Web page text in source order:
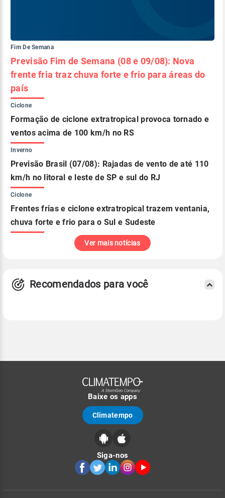
Fim De Semana
Previsão Fim de Semana (08 e 09/08): Nova
frente fria traz chuva forte e frio para áreas do
país
Ciclone
Formação de ciclone extratropical provoca tornado e
ventos acima de 100 km/h no RS
Inverno
Previsão Brasil (07/08): Rajadas de vento de até 110
km/h no litoral e leste de SP e sul do RJ
Ciclone
Frentes frias e ciclone extratropical trazem ventania,
chuva forte e frio para o Sul e Sudeste
Ver mais notícias
Recomendados para você
Baixe os apps
Climatempo
Siga-nos